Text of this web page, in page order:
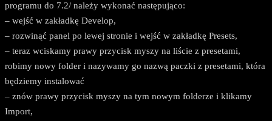
programu do 7.2/ należy wykonać następująco:
– wejść w zakładkę Develop,
– rozwinąć panel po lewej stronie i wejść w zakładkę Presets,
– teraz wciskamy prawy przycisk myszy na liście z presetami,
robimy nowy folder i nazywamy go nazwą paczki z presetami, która
będziemy instalować
– znów prawy przycisk myszy na tym nowym folderze i klikamy
Import,